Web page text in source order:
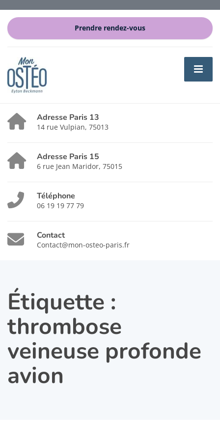
Prendre rendez-vous
Adresse Paris 13
14 rue Vulpian, 75013
Adresse Paris 15
6 rue Jean Maridor, 75015
Téléphone
06 19 19 77 79
Contact
Contact@mon-osteo-paris.fr
Étiquette :
thrombose
veineuse profonde
avion